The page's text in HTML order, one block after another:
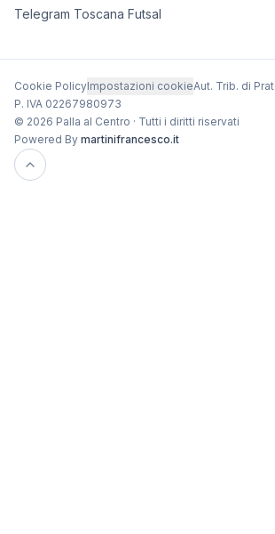
Telegram Toscana Futsal
Cookie PolicyImpostazioni cookieAut. Trib. di
P. IVA 02267980973
© 2026 Palla al Centro · Tutti i diritti riservati
Powered By martinifrancesco.it